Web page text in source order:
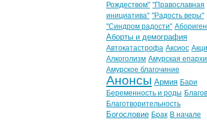
Рождеством" "Православная
инициатива" "Радость веры"
"Синдром радости"
Аборты и демография
Автокатастрофа Аксиос
Алкоголизм Амурская
Амурское благочиние
Анонсы Армия Бари
Беременность и роды
Благотворительность
Богословие Брак В начале